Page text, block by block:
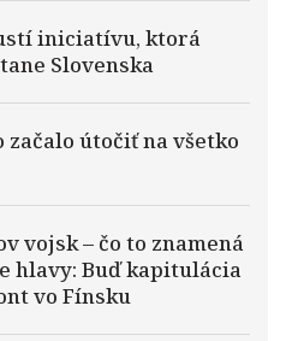
iniciatívu, ktorá
Slovenska
útočiť na všetko
vojsk – čo to znamená
hlavy: Buď kapitulácia
vo Fínsku